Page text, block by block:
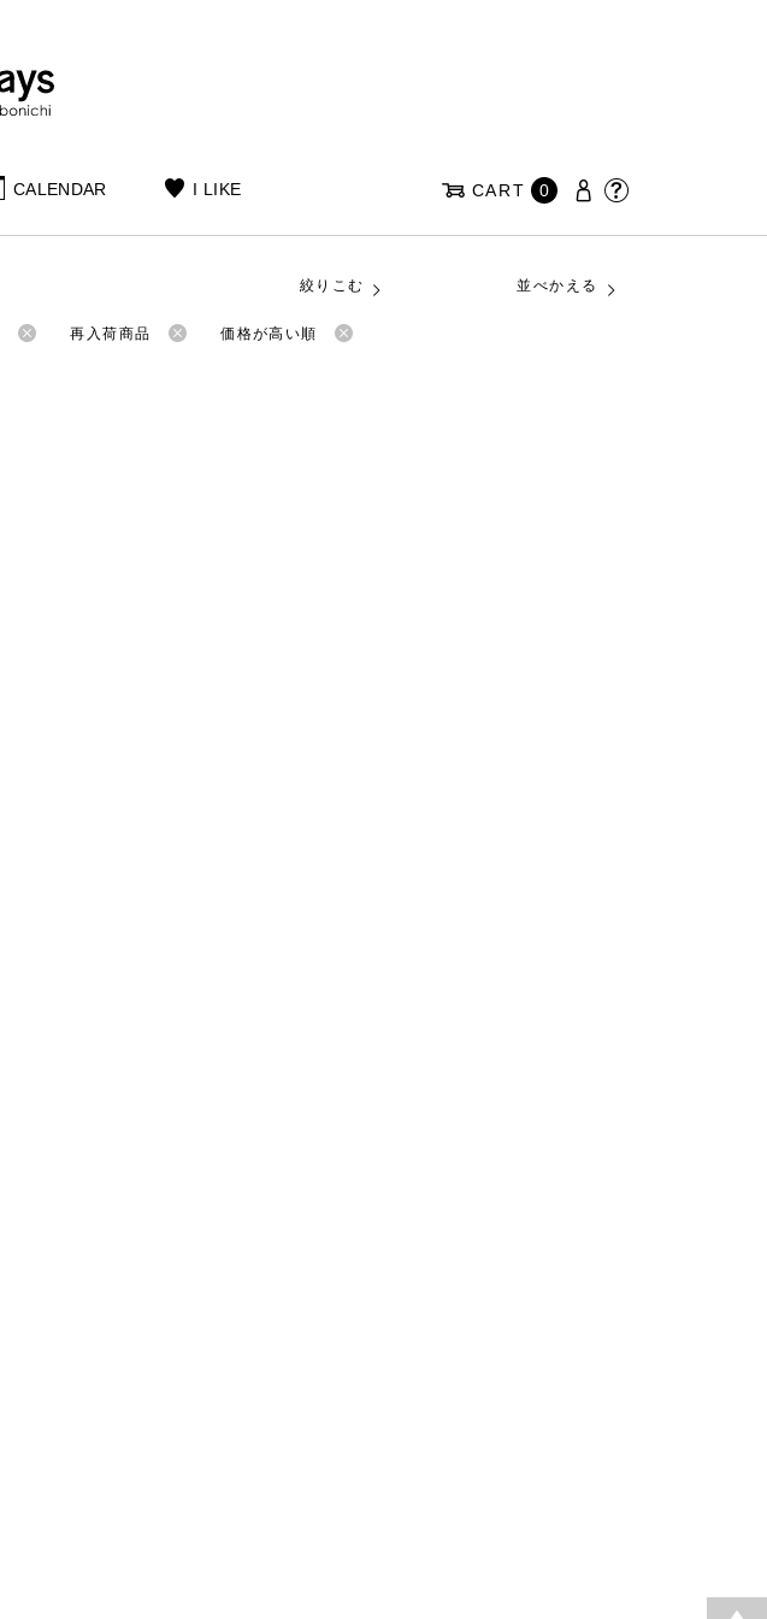
CALENDAR I LIKE CART 0
絞りこむ 並べかえる
再入荷商品 価格が高い順